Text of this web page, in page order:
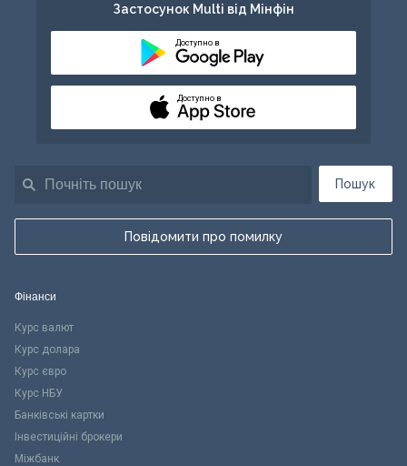
Пошук
Повідомити про помилку
Застосунок Multi від Мінфін
Доступно в
Доступно в
Фінанси
Курс валют
Курс долара
Курс євро
Курс НБУ
Банківські картки
Інвестиційні брокери
Міжбанк